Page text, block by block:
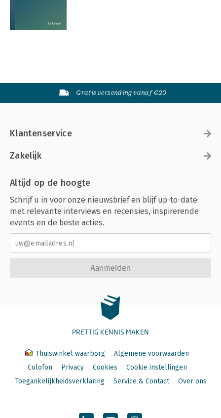
Gratis verzending vanaf €20
Klantenservice
Zakelijk
Altijd op de hoogte
Schrijf u in voor onze nieuwsbrief en blijf up-to-date
met relevante interviews en recensies, inspirerende
events en de beste acties.
Aanmelden
PRETTIG KENNIS MAKEN
Thuiswinkel waarborg
Algemene voorwaarden
Colofon
Privacy Cookies
Cookie instellingen
Toegankelijkheidsverklaring
Service & Contact Over ons